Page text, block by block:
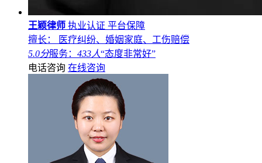
王颖律师 执业认证 平台保障
擅长： 医疗纠纷、婚姻家庭、工伤赔偿
5.0分服务： 433人“态度非常好”
电话咨询 在线咨询